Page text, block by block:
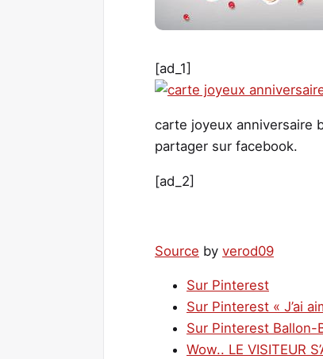
[ad_1]
carte joyeux anniversaire
partager sur facebook.
[ad_2]
Source by verod09
Sur Pinterest
Sur Pinterest « J’ai
Sur Pinterest Ballon-
Wow.. LE VISITEUR